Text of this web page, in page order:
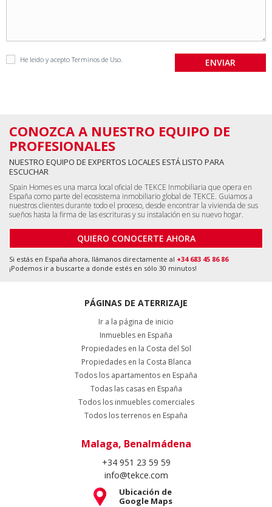
He leido y aceptoTerminos de Uso
CONOZCA A NUESTRO EQUIPO DE
PROFESIONALES
NUESTRO EQUIPO DE EXPERTOS LOCALES ESTÁ LISTO PARA
ESCUCHAR
Spain Homes es una marca local oficial de TEKCE Inmobiliaria que opera en
España como parte del ecosistema inmobiliario global de TEKCE. Guiamos a
nuestros clientes durante todo el proceso, desde encontrar la vivienda de sus
sueños hasta la firma de las escrituras y su instalación en su nuevo hogar.
QUIERO CONOCERTE AHORA
Si estás en España ahora, llámanos directamente al +34 683 45 86 86
¡Podemos ir a buscarte a donde estés en sólo 30 minutos!
PÁGINAS DE ATERRIZAJE
Ir a la página de inicio
Inmuebles en España
Propiedades en la Costa del Sol
Propiedades en la Costa Blanca
Todos los apartamentos en España
Todas las casas en España
Todos los inmuebles comerciales
Todos los terrenos en España
Malaga, Benalmádena
+34 951 23 59 59
info@tekce.com
Ubicación de
Google Maps